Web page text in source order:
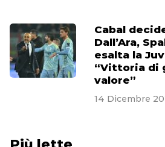
Cabal
Dall’Ara,
esalta la
“Vittoria di
valore”
14 Dicembre